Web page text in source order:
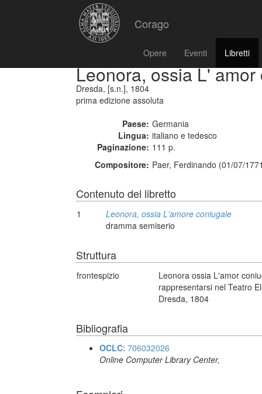
Corago
Opere Eventi Libretti
Leonora, ossia L'
Dresda, [s.n.], 1804
prima edizione assoluta
Paese: Germania
Lingua: italiano e tedesco
Paginazione: 111 p.
Compositore: Paer, Ferdinando (01/07/
Contenuto del libretto
1
Leonora, ossia L'amore coniugale
dramma semiserio
Struttura
frontespizio
Leonora ossia L'amor
rappresentarsi nel Teatro
Dresda, 1804
Bibliografia
OCLC: 706032026
Online Computer Library Center,